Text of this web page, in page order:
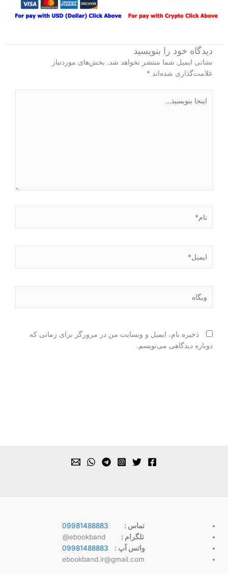
دیدگاه‌ خود را بنویسید
نشانی ایمیل شما منتشر نخواهد شد. بخش‌های موردنیاز
علامت‌گذاری شده‌اند *
بنویسید…
ذخیره نام، ایمیل و وبسایت من در مرورگر برای زمانی که
دوباره دیدگاهی می‌نویسم.
تماس :
09981488883
تلگرام :
واتس آپ :
09981488883
ebookband.ir@gmail.com